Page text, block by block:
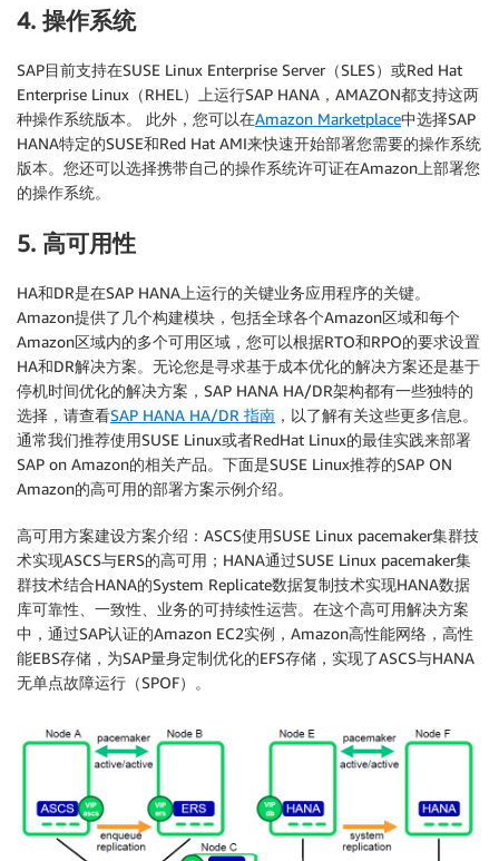
4. 操作系统
SAP目前支持在SUSE Linux Enterprise Server（SLES）或Red Hat
Enterprise Linux（RHEL）上运行SAP HANA，AMAZON都支持这两
种操作系统版本。 此外，您可以在Amazon Marketplace中选择SAP
HANA特定的SUSE和Red Hat AMI来快速开始部署您需要的操作系统
版本。您还可以选择携带自己的操作系统许可证在Amazon上部署您
的操作系统。
5. 高可用性
HA和DR是在SAP HANA上运行的关键业务应用程序的关键。
Amazon提供了几个构建模块，包括全球各个Amazon区域和每个
Amazon区域内的多个可用区域，您可以根据RTO和RPO的要求设置
HA和DR解决方案。无论您是寻求基于成本优化的解决方案还是基于
停机时间优化的解决方案，SAP HANA HA/DR架构都有一些独特的
选择，请查看SAP HANA HA/DR 指南 ，以了解有关这些更多信息。
通常我们推荐使用SUSE Linux或者RedHat Linux的最佳实践来部署
SAP on Amazon的相关产品。下面是SUSE Linux推荐的SAP ON
Amazon的高可用的部署方案示例介绍。
高可用方案建设方案介绍：ASCS使用SUSE Linux pacemaker集群技
术实现ASCS与ERS的高可用；HANA通过SUSE Linux pacemaker集
群技术结合HANA的System Replicate数据复制技术实现HANA数据
库可靠性、一致性、业务的可持续性运营。在这个高可用解决方案
中，通过SAP认证的Amazon EC2实例，Amazon高性能网络，高性
能EBS存储，为SAP量身定制优化的EFS存储，实现了ASCS与HANA
无单点故障运行（SPOF）。